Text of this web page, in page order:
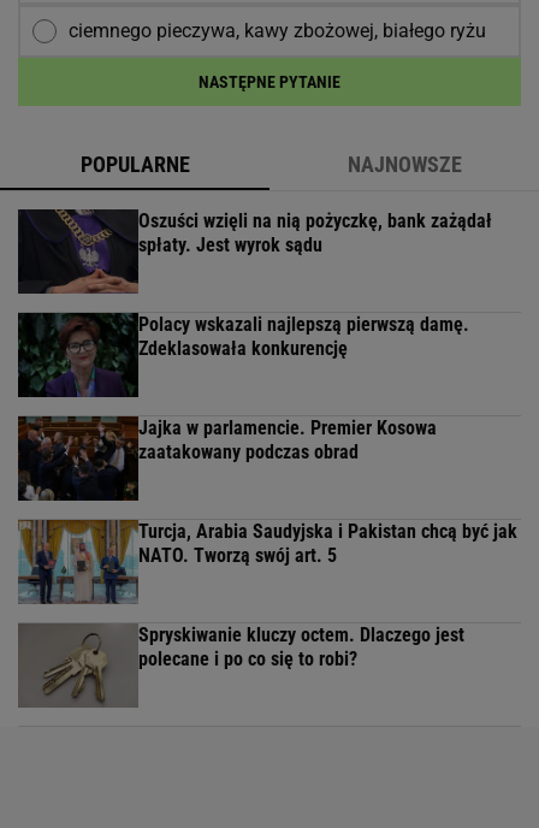
ciemnego pieczywa, kawy zbożowej, białego ryżu
NASTĘPNE PYTANIE
POPULARNE NAJNOWSZE
Oszuści wzięli na nią pożyczkę, bank zażądał
spłaty. Jest wyrok sądu
Polacy wskazali najlepszą pierwszą damę.
Zdeklasowała konkurencję
Jajka w parlamencie. Premier Kosowa
zaatakowany podczas obrad
Turcja, Arabia Saudyjska i Pakistan chcą być jak
NATO. Tworzą swój art. 5
Spryskiwanie kluczy octem. Dlaczego jest
polecane i po co się to robi?